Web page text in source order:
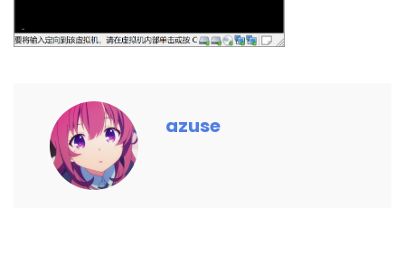
azuse